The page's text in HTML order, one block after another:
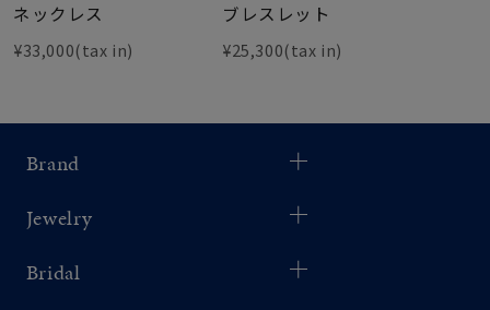
ネックレス
¥33,000(tax in)
ブレスレット
¥25,300(tax in)
Brand
Jewelry
Bridal